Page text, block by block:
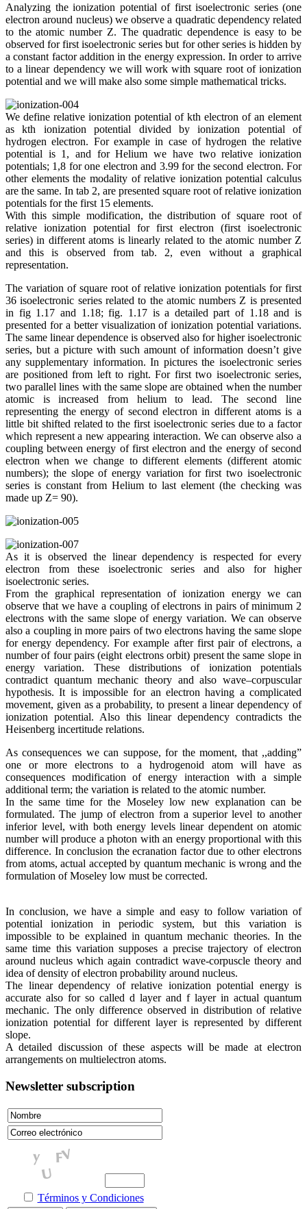
Analyzing the ionization potential of first isoelectronic series (one
electron around nucleus) we observe a quadratic dependency related
to the atomic number Z. The quadratic dependence is easy to be
observed for first isoelectronic series but for other series is hidden by
a constant factor addition in the energy expression. In order to arrive
to a linear dependency we will work with square root of ionization
potential and we will make also some simple mathematical tricks.
We define relative ionization potential of kth electron of an element
as kth ionization potential divided by ionization potential of
hydrogen electron. For example in case of hydrogen the relative
potential is 1, and for Helium we have two relative ionization
potentials; 1,8 for one electron and 3.99 for the second electron. For
other elements the modality of relative ionization potential calculus
are the same. In tab 2, are presented square root of relative ionization
potentials for the first 15 elements.
With this simple modification, the distribution of square root of
relative ionization potential for first electron (first isoelectronic
series) in different atoms is linearly related to the atomic number Z
and this is observed from tab. 2, even without a graphical
representation.
The variation of square root of relative ionization potentials for first
36 isoelectronic series related to the atomic numbers Z is presented
in fig 1.17 and 1.18; fig. 1.17 is a detailed part of 1.18 and is
presented for a better visualization of ionization potential variations.
The same linear dependence is observed also for higher isoelectronic
series, but a picture with such amount of information doesn’t give
any supplementary information. In pictures the isoelectronic series
are positioned from left to right. For first two isoelectronic series,
two parallel lines with the same slope are obtained when the number
atomic is increased from helium to lead. The second line
representing the energy of second electron in different atoms is a
little bit shifted related to the first isoelectronic series due to a factor
which represent a new appearing interaction. We can observe also a
coupling between energy of first electron and the energy of second
electron when we change to different elements (different atomic
numbers); the slope of energy variation for first two isoelectronic
series is constant from Helium to last element (the checking was
made up Z= 90).
As it is observed the linear dependency is respected for every
electron from these isoelectronic series and also for higher
isoelectronic series.
From the graphical representation of ionization energy we can
observe that we have a coupling of electrons in pairs of minimum 2
electrons with the same slope of energy variation. We can observe
also a coupling in more pairs of two electrons having the same slope
for energy dependency. For example after first pair of electrons, a
number of four pairs (eight electrons orbit) present the same slope in
energy variation. These distributions of ionization potentials
contradict quantum mechanic theory and also wave–corpuscular
hypothesis. It is impossible for an electron having a complicated
movement, given as a probability, to present a linear dependency of
ionization potential. Also this linear dependency contradicts the
Heisenberg incertitude relations.
As consequences we can suppose, for the moment, that ,,adding”
one or more electrons to a hydrogenoid atom will have as
consequences modification of energy interaction with a simple
additional term; the variation is related to the atomic number.
In the same time for the Moseley low new explanation can be
formulated. The jump of electron from a superior level to another
inferior level, with both energy levels linear dependent on atomic
number will produce a photon with an energy proportional with this
difference. In conclusion the ecranation factor due to other electrons
from atoms, actual accepted by quantum mechanic is wrong and the
formulation of Moseley low must be corrected.
In conclusion, we have a simple and easy to follow variation of
potential ionization in periodic system, but this variation is
impossible to be explained in quantum mechanic theories. In the
same time this variation supposes a precise trajectory of electron
around nucleus which again contradict wave-corpuscle theory and
idea of density of electron probability around nucleus.
The linear dependency of relative ionization potential energy is
accurate also for so called d layer and f layer in actual quantum
mechanic. The only difference observed in distribution of relative
ionization potential for different layer is represented by different
slope.
A detailed discussion of these aspects will be made at electron
arrangements on multielectron atoms.
Newsletter subscription
Términos y Condiciones